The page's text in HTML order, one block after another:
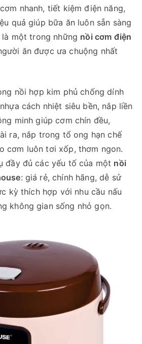
nhanh, tiết kiệm điện năng,
quả giúp bữa ăn luôn sẵn sàng
một trong những nồi cơm điện
ăn được ưa chuộng nhất
nồi hợp kim phủ chống dính
cách nhiệt siêu bền, nắp liền
minh giúp cơm chín đều,
ra, nắp trong tổ ong hạn chế
cơm luôn tơi xốp, thơm ngon.
đầy đủ các yếu tố của một nồi
: giá rẻ, chính hãng, dễ sử
kỳ thích hợp với nhu cầu nấu
không gian sống nhỏ gọn.